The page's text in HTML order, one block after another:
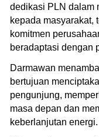
dedikasi PLN dalam
kepada masyarakat,
komitmen
beradaptasi dengan
Darmawan
bertujuan
pengunjung,
masa depan dan
keberlanjutan energi.